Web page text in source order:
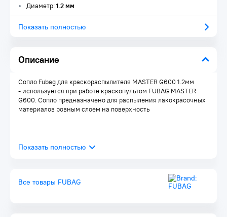
Описание
Диаметр:1.2 мм
Показать полностью
Сопло Fubag для краскораспылителя MASTER G600 1.2мм
- используется при работе краскопультом FUBAG MASTER
G600. Сопло предназначено для распыления лакокрасочных
материалов ровным слоем на поверхность
Все товары FUBAG